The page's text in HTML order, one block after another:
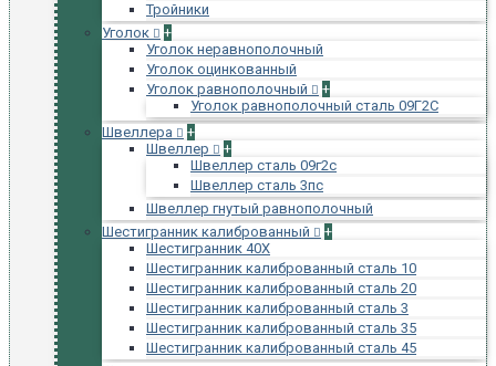
Тройники
Уголок
+
Уголок неравнополочный
Уголок оцинкованный
Уголок равнополочный
+
Уголок равнополочный сталь 09Г2С
Швеллера
+
Швеллер
+
Швеллер сталь 09г2с
Швеллер сталь 3пс
Швеллер гнутый равнополочный
Шестигранник калиброванный
+
Шестигранник 40Х
Шестигранник калиброванный сталь 10
Шестигранник калиброванный сталь 20
Шестигранник калиброванный сталь 3
Шестигранник калиброванный сталь 35
Шестигранник калиброванный сталь 45